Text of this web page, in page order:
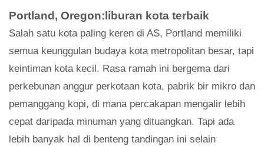
Portland, Oregon:liburan kota terbaik
Salah satu kota paling keren di AS, Portland memiliki
semua keunggulan budaya kota metropolitan besar, tapi
keintiman kota kecil. Rasa ramah ini bergema dari
perkebunan anggur perkotaan kota, pabrik bir mikro dan
pemanggang kopi, di mana percakapan mengalir lebih
cepat daripada minuman yang dituangkan. Tapi ada
lebih banyak hal di benteng tandingan ini selain